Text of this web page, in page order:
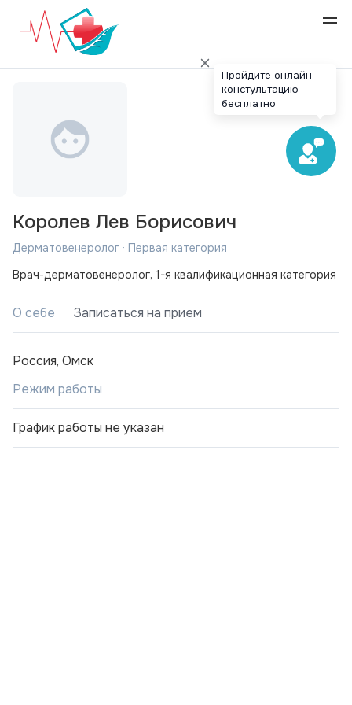
Королев Лев Борисович
Дерматовенеролог · Первая категория
Врач-дерматовенеролог, 1-я квалификационная категория
О себе Записаться на прием
Россия, Омск
Режим работы
График работы не указан
Пройдите онлайн
констультацию
бесплатно